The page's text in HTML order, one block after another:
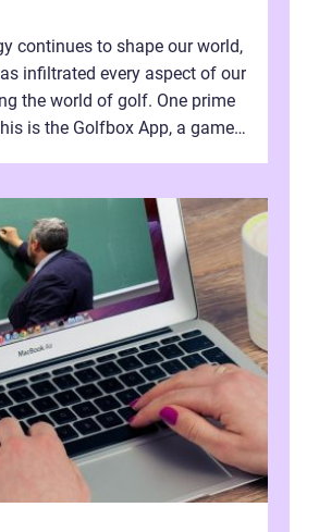
continues to shape our world,
infiltrated every aspect of our
the world of golf. One prime
is the Golfbox App, a game-